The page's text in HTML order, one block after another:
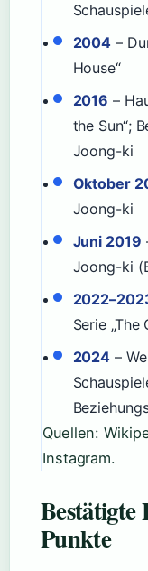
2004 –
House“
2016 –
the Sun“;
Joong-ki
Oktober
Joong-ki
Juni 2019
Joong-ki
Serie „The
2024 –
Quellen:
Instagram.
Bestätigte
Punkte